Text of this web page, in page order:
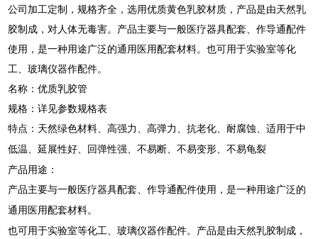
公司加工定制，规格齐全，选用优质黄色乳胶材质，产品是由天然乳
胶制成，对人体无毒害。产品主要与一般医疗器具配套、作导通配件
使用，是一种用途广泛的通用医用配套材料。也可用于实验室等化
工、玻璃仪器作配件。
名称：优质乳胶管
规格：详见参数规格表
特点： 天然绿色材料、高强力、高弹力、抗老化、耐腐蚀、适用于中
低温、延展性好、回弹性强、不易断、不易变形、不易龟裂
产品用途：
产品主要与一般医疗器具配套、作导通配件使用，是一种用途广泛的
通用医用配套材料。
也可用于实验室等化工、玻璃仪器作配件。产品是由天然乳胶制成，